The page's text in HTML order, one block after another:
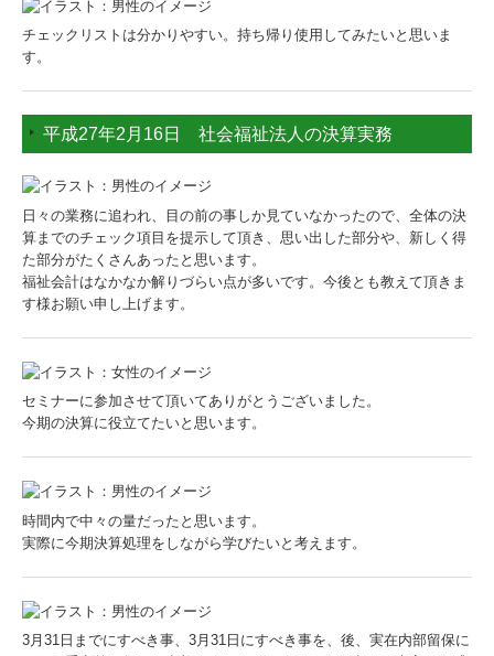
チェックリストは分かりやすい。持ち帰り使用してみたいと思いま
す。
平成27年2月16日 社会福祉法人の決算実務
日々の業務に追われ、目の前の事しか見ていなかったので、全体の決
算までのチェック項目を提示して頂き、思い出した部分や、新しく得
た部分がたくさんあったと思います。
福祉会計はなかなか解りづらい点が多いです。今後とも教えて頂きま
す様お願い申し上げます。
セミナーに参加させて頂いてありがとうございました。
今期の決算に役立てたいと思います。
時間内で中々の量だったと思います。
実際に今期決算処理をしながら学びたいと考えます。
3月31日までにすべき事、3月31日にすべき事を、後、実在内部留保に